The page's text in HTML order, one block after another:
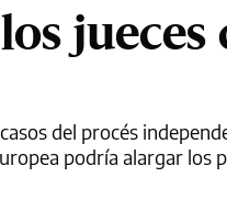
jueces
del procés
podría alargar los